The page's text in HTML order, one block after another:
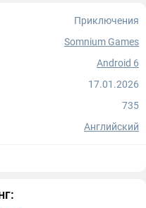
Приключения
Somnium Games
Android 6
17.01.2026
735
Английский